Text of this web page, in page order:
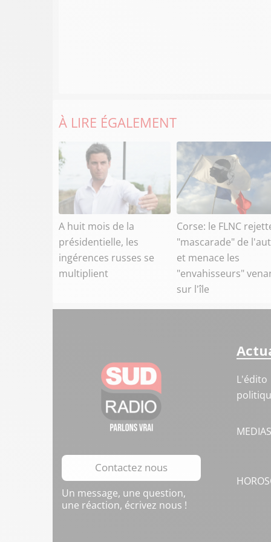
À LIRE ÉGALEMENT
A huit mois de la
présidentielle, les
ingérences russes se
multiplient
Corse: le FLNC
"mascarade" de
et menace les
"envahisseurs"
sur l'île
Contactez nous
Un message, une question,
une réaction, écrivez nous !
L'édito
MEDIAS